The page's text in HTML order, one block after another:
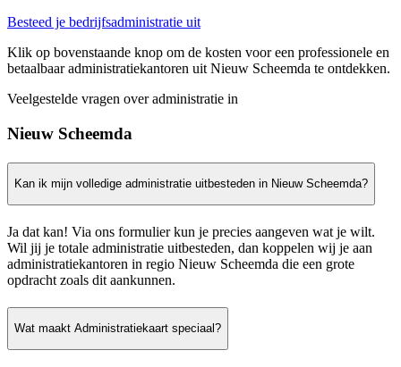
Besteed je bedrijfsadministratie uit
Klik op bovenstaande knop om de kosten voor een professionele en
betaalbaar administratiekantoren uit Nieuw Scheemda te ontdekken.
Veelgestelde vragen over administratie in
Nieuw Scheemda
Kan ik mijn volledige administratie uitbesteden in Nieuw Scheemda?
Ja dat kan! Via ons formulier kun je precies aangeven wat je wilt.
Wil jij je totale administratie uitbesteden, dan koppelen wij je aan
administratiekantoren in regio Nieuw Scheemda die een grote
opdracht zoals dit aankunnen.
Wat maakt Administratiekaart speciaal?